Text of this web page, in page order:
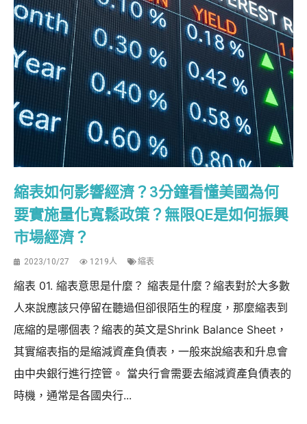
縮表如何影響經濟？3分鐘看懂美國為何
要實施量化寬鬆政策？無限QE是如何振興
市場經濟？
2023/10/27 1219人 縮表
縮表 01. 縮表意思是什麼？ 縮表是什麼？縮表對於大多數
人來說應該只停留在聽過但卻很陌生的程度，那麼縮表到
底縮的是哪個表？縮表的英文是Shrink Balance Sheet，
其實縮表指的是縮減資產負債表，一般來說縮表和升息會
由中央銀行進行控管。 當央行會需要去縮減資產負債表的
時機，通常是各國央行...